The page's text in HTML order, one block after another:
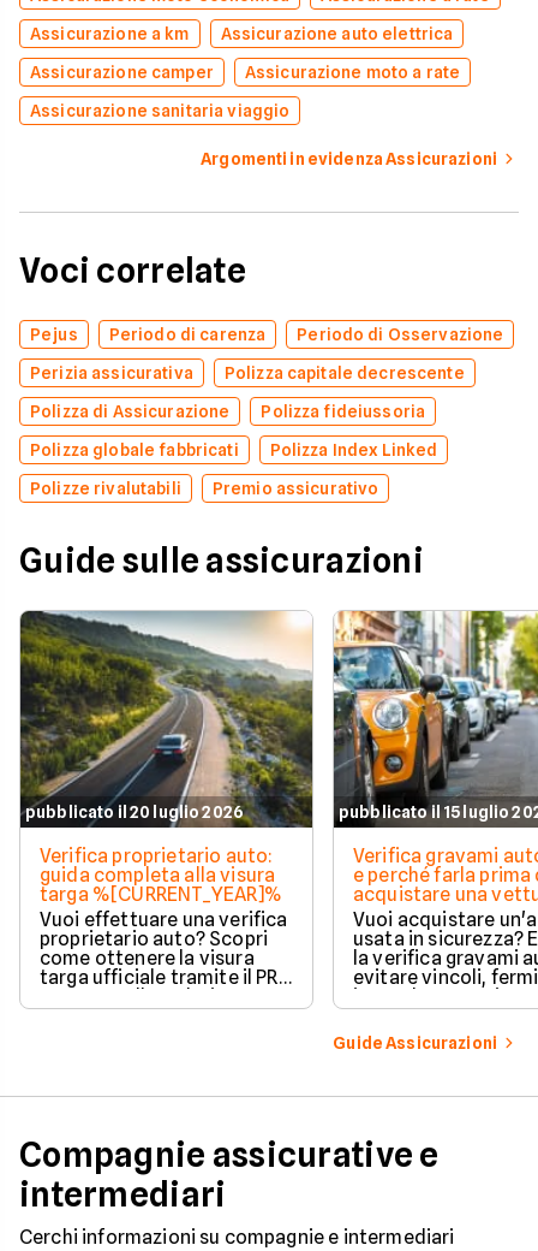
Assicurazione a km
Assicurazione auto elettrica
Assicurazione camper
Assicurazione moto a rate
Assicurazione sanitaria viaggio
Argomenti in evidenza Assicurazioni
Voci correlate
Pejus Periodo di carenza
Periodo di Osservazione
Perizia assicurativa
Polizza capitale decrescente
Polizza di Assicurazione
Polizza fideiussoria
Polizza globale fabbricati
Polizza Index Linked
Polizze rivalutabili
Premio assicurativo
Guide sulle assicurazioni
pubblicato il 20 luglio 2026
Verifica proprietario auto:
guida completa alla visura
targa %[CURRENT_YEAR]%
Vuoi effettuare una verifica
proprietario auto? Scopri
come ottenere la visura
targa ufficiale tramite il PRA
per controllare dati e
vincoli in totale sicurezza.
pubblicato il 15 luglio
Verifica gravami
e perché farla prima
acquistare una
Vuoi acquistare
usata in sicurezza?
la verifica gravami
evitare vincoli,
ipoteche. Scopri
tutelare il tuo
Guide Assicurazioni
Compagnie assicurative e
intermediari
Cerchi informazioni su compagnie e intermediari